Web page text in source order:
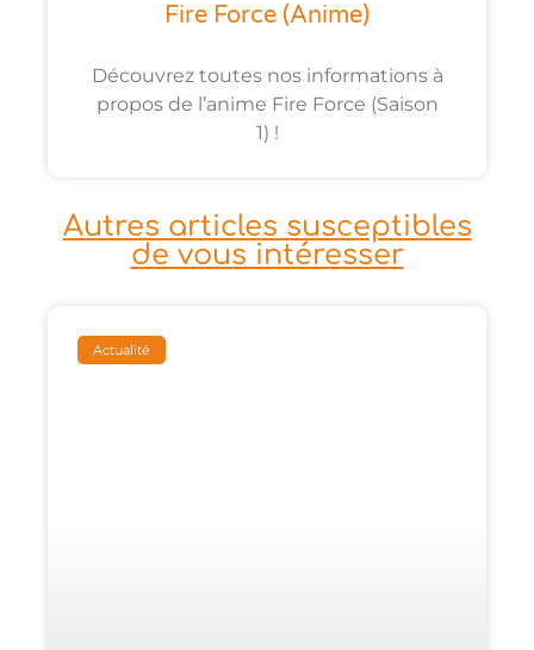
Fire Force (anime)
Découvrez toutes nos informations à
propos de l’anime Fire Force (Saison
1) !
Autres articles susceptibles
de vous intéresser
Actualité